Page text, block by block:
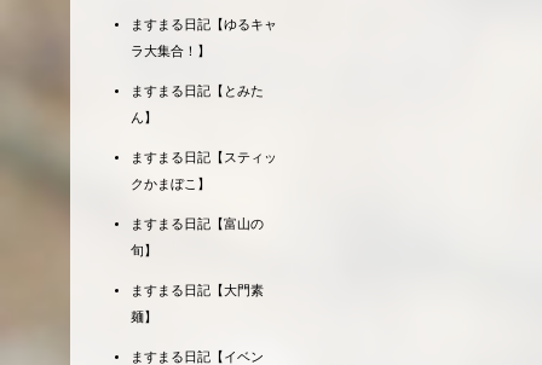
ますまる日記【ゆるキャ
ラ大集合！】
ますまる日記【とみた
ん】
ますまる日記【スティッ
クかまぼこ】
ますまる日記【富山の
旬】
ますまる日記【大門素
麺】
ますまる日記【イベン